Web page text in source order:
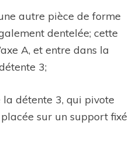
autre pièce de forme
dentelée; cette
A, et entre dans la
3;
la détente 3, qui pivote
sur un support fixé